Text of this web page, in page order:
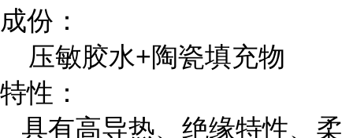
成份：
压敏胶水+陶瓷填充物
特性：
具有高导热、绝缘特性、柔